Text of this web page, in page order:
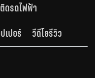
ดรถไฟฟ้า
เปอร์ วีดีโอรีวิว